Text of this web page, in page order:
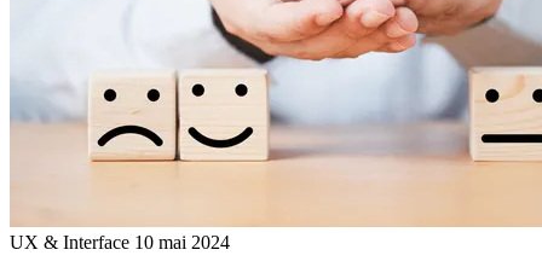
UX & Interface 10 mai 2024